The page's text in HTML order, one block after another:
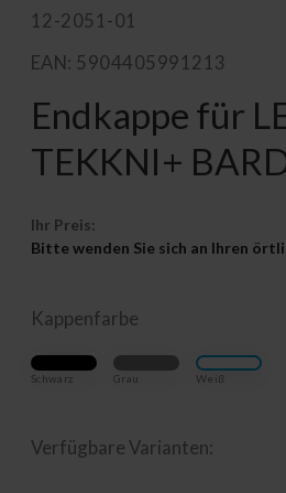
12-2051-01
EAN: 5904405991213
Endkappe für
TEKKNI+
Ihr Preis:
Bitte wenden Sie sich an Ihren
Kappenfarbe
Schwarz Grau Weiß
Verfügbare Varianten: